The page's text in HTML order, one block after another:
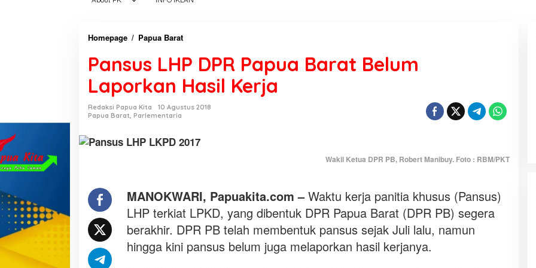
Homepage / Papua Barat
n
s
u
s
P
P
a
p
u
Pansus LHP DPR Papua Barat Belum
Laporkan Hasil Kerja
Redaksi Papua Kita
10 Agustus 2018
Papua Barat, Parlementaria
Wakil Ketua DPR PB, Robert Manibuy. Foto : RBM/PKT
MANOKWARI, Papuakita.com –Waktu kerja panitia khusus (Pansus)
LHP terkiat LPKD, yang dibentuk DPR Papua Barat (DPR PB) segera
berakhir. DPR PB telah membentuk pansus sejak Juli lalu, namun
hingga kini pansus belum juga melaporkan hasil kerjanya.
KEMARAU, ANTARA SUNNATULLAH
DAN MUHASABAH